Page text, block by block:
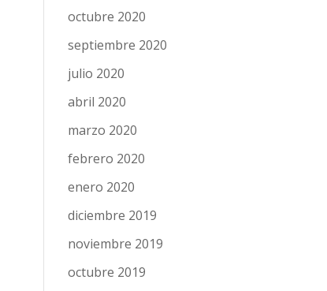
octubre 2020
septiembre 2020
julio 2020
abril 2020
marzo 2020
febrero 2020
enero 2020
diciembre 2019
noviembre 2019
octubre 2019